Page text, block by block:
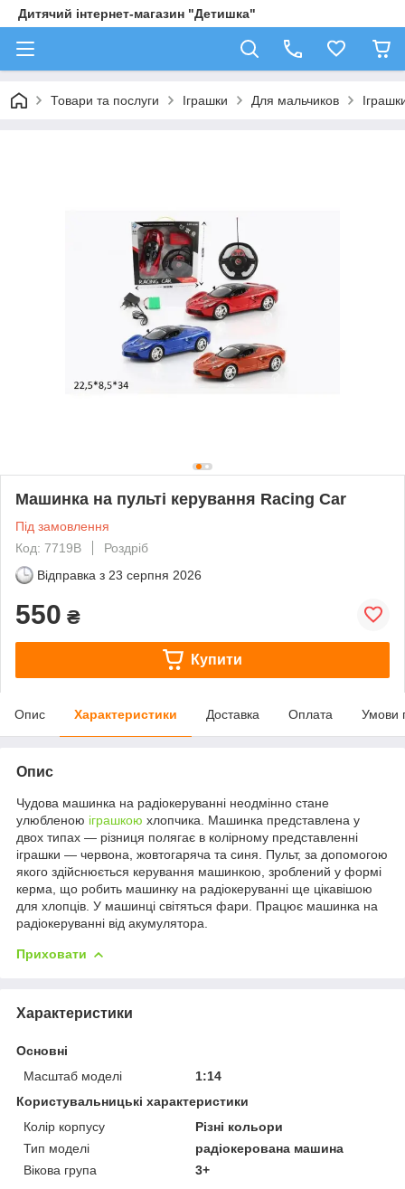
Дитячий інтернет-магазин "Детишка"
Товари та послуги Іграшки Для мальчиков
Машинка на пульті керування Racing Car
Під замовлення
Код: 7719B
Роздріб
Відправка з 23 серпня 2026
550 ₴
Купити
Опис Характеристики Доставка Оплата Умови
Опис
Чудова машинка на радіокеруванні неодмінно стане
улюбленою іграшкою хлопчика. Машинка представлена у
двох типах — різниця полягає в колірному представленні
іграшки — червона, жовтогаряча та синя. Пульт, за допомогою
якого здійснюється керування машинкою, зроблений у формі
керма, що робить машинку на радіокеруванні ще цікавішою
для хлопців. У машинці світяться фари. Працює машинка на
радіокеруванні від акумулятора.
Приховати
Характеристики
Основні
Масштаб моделі
1:14
Користувальницькі характеристики
Колір корпусу
Різні кольори
Тип моделі
радіокерована машина
Вікова група
3+